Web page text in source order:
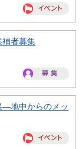
補者募集
―地中からのメッ